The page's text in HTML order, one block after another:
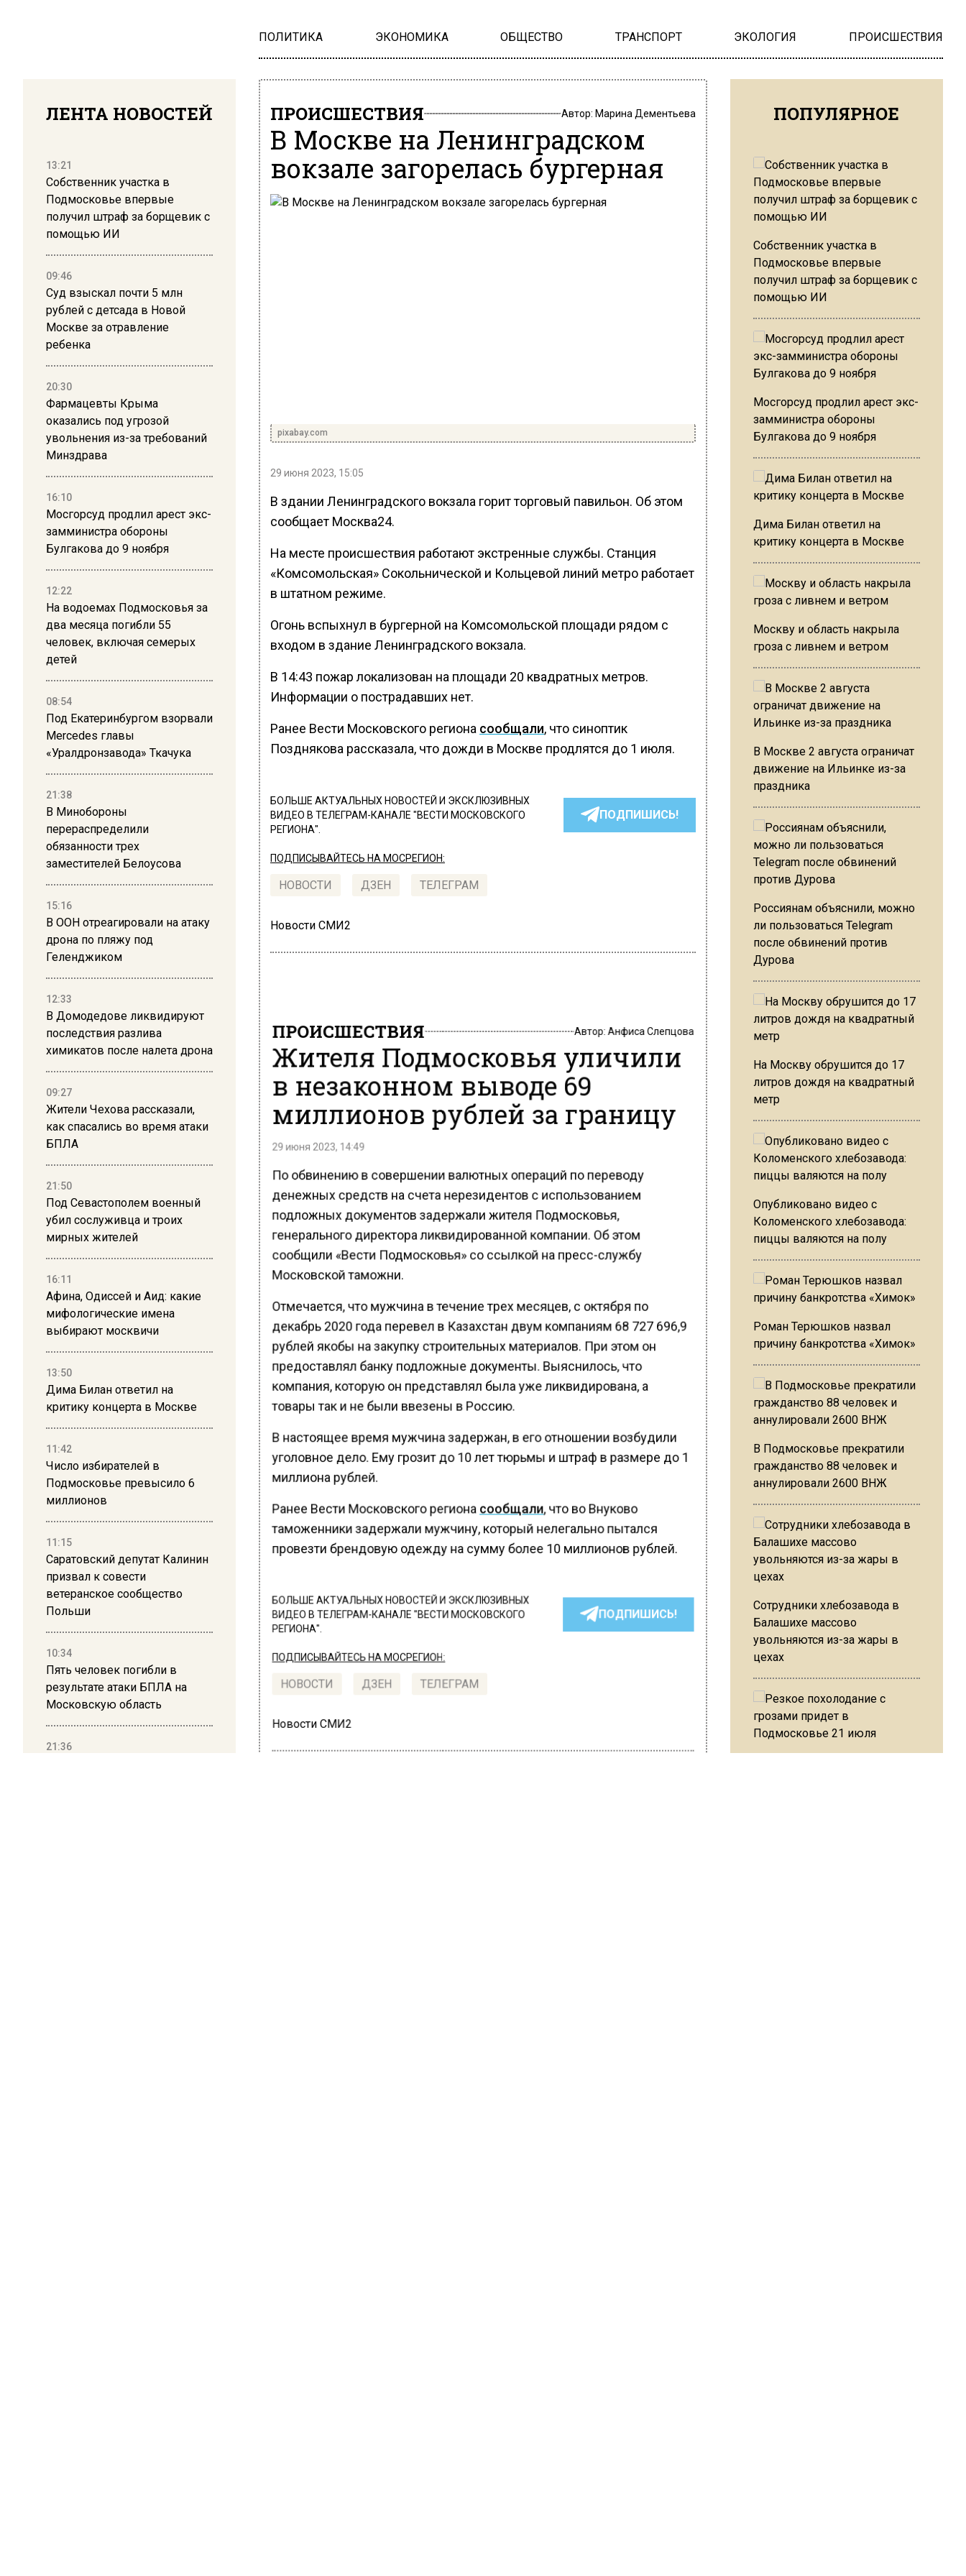
ПОЛИТИКА ЭКОНОМИКА ОБЩЕСТВО ТРАНСПОРТ ЭКОЛОГИЯ ПРОИСШЕСТВИЯ
ЛЕНТА НОВОСТЕЙ
13:21
Собственник участка в
Подмосковье впервые
получил штраф за борщевик с
помощью ИИ
09:46
Суд взыскал почти 5 млн
рублей с детсада в Новой
Москве за отравление
ребенка
20:30
Фармацевты Крыма
оказались под угрозой
увольнения из-за требований
Минздрава
16:10
Мосгорсуд продлил арест экс-
замминистра обороны
Булгакова до 9 ноября
12:22
На водоемах Подмосковья за
два месяца погибли 55
человек, включая семерых
детей
08:54
Под Екатеринбургом взорвали
Mercedes главы
«Уралдронзавода» Ткачука
21:38
В Минобороны
перераспределили
обязанности трех
заместителей Белоусова
15:16
В ООН отреагировали на атаку
дрона по пляжу под
Геленджиком
12:33
В Домодедове ликвидируют
последствия разлива
химикатов после налета дрона
09:27
Жители Чехова рассказали,
как спасались во время атаки
БПЛА
21:50
Под Севастополем военный
убил сослуживца и троих
мирных жителей
16:11
Афина, Одиссей и Аид: какие
мифологические имена
выбирают москвичи
13:50
Дима Билан ответил на
критику концерта в Москве
11:42
Число избирателей в
Подмосковье превысило 6
миллионов
11:15
Саратовский депутат Калинин
призвал к совести
ветеранское сообщество
Польши
10:34
Пять человек погибли в
результате атаки БПЛА на
Московскую область
21:36
ПРОИСШЕСТВИЯ Автор: Марина Дементьева
В Москве на Ленинградском
вокзале загорелась бургерная
pixabay.com
29 июня 2023, 15:05
В здании Ленинградского вокзала горит торговый павильон. Об этом
сообщает Москва24.
На месте происшествия работают экстренные службы. Станция
«Комсомольская» Сокольнической и Кольцевой линий метро работает
в штатном режиме.
Огонь вспыхнул в бургерной на Комсомольской площади рядом с
входом в здание Ленинградского вокзала.
В 14:43 пожар локализован на площади 20 квадратных метров.
Информации о пострадавших нет.
Ранее Вести Московского региона сообщали, что синоптик
Позднякова рассказала, что дожди в Москве продлятся до 1 июля.
БОЛЬШЕ АКТУАЛЬНЫХ НОВОСТЕЙ И ЭКСКЛЮЗИВНЫХ
ВИДЕО В ТЕЛЕГРАМ-КАНАЛЕ "ВЕСТИ МОСКОВСКОГО
РЕГИОНА".
ПОДПИШИСЬ!
ПОДПИСЫВАЙТЕСЬ НА МОСРЕГИОН:
НОВОСТИ ДЗЕН ТЕЛЕГРАМ
Новости СМИ2
ПРОИСШЕСТВИЯ Автор: Анфиса Слепцова
Жителя Подмосковья уличили
в незаконном выводе 69
миллионов рублей за границу
29 июня 2023, 14:49
По обвинению в совершении валютных операций по переводу
денежных средств на счета нерезидентов с использованием
подложных документов задержали жителя Подмосковья,
генерального директора ликвидированной компании. Об этом
сообщили «Вести Подмосковья» со ссылкой на пресс-службу
Московской таможни.
Отмечается, что мужчина в течение трех месяцев, с октября по
декабрь 2020 года перевел в Казахстан двум компаниям 68 727 696,9
рублей якобы на закупку строительных материалов. При этом он
предоставлял банку подложные документы. Выяснилось, что
компания, которую он представлял была уже ликвидирована, а
товары так и не были ввезены в Россию.
В настоящее время мужчина задержан, в его отношении возбудили
уголовное дело. Ему грозит до 10 лет тюрьмы и штраф в размере до 1
миллиона рублей.
Ранее Вести Московского региона сообщали, что во Внуково
таможенники задержали мужчину, который нелегально пытался
провезти брендовую одежду на сумму более 10 миллионов рублей.
БОЛЬШЕ АКТУАЛЬНЫХ НОВОСТЕЙ И ЭКСКЛЮЗИВНЫХ
ВИДЕО В ТЕЛЕГРАМ-КАНАЛЕ "ВЕСТИ МОСКОВСКОГО
РЕГИОНА".
ПОДПИШИСЬ!
ПОДПИСЫВАЙТЕСЬ НА МОСРЕГИОН:
НОВОСТИ ДЗЕН ТЕЛЕГРАМ
Новости СМИ2
ПОПУЛЯРНОЕ
Собственник участка в
Подмосковье впервые
получил штраф за борщевик с
помощью ИИ
Мосгорсуд продлил арест экс-
замминистра обороны
Булгакова до 9 ноября
Дима Билан ответил на
критику концерта в Москве
Москву и область накрыла
гроза с ливнем и ветром
В Москве 2 августа ограничат
движение на Ильинке из-за
праздника
Россиянам объяснили, можно
ли пользоваться Telegram
после обвинений против
Дурова
На Москву обрушится до 17
литров дождя на квадратный
метр
Опубликовано видео с
Коломенского хлебозавода:
пиццы валяются на полу
Роман Терюшков назвал
причину банкротства «Химок»
В Подмосковье прекратили
гражданство 88 человек и
аннулировали 2600 ВНЖ
Сотрудники хлебозавода в
Балашихе массово
увольняются из-за жары в
цехах